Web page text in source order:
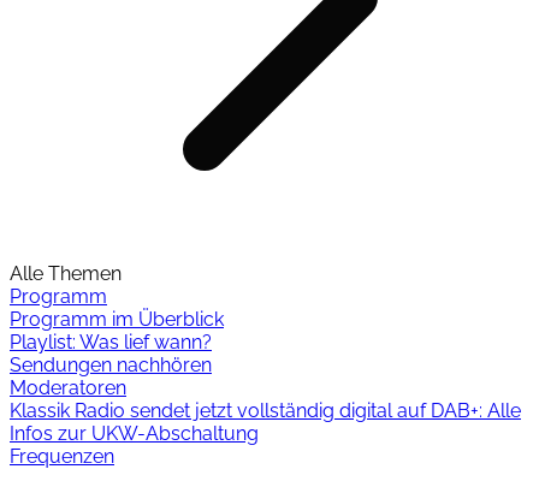
Alle Themen
Programm
Programm im Überblick
Playlist: Was lief wann?
Sendungen nachhören
Moderatoren
Klassik Radio sendet jetzt vollständig digital auf DAB+: Alle
Infos zur UKW-Abschaltung
Frequenzen